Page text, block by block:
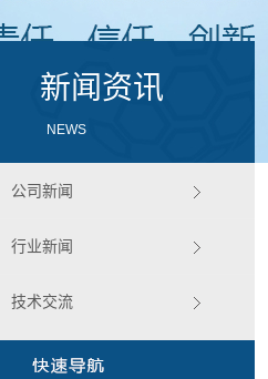
新闻资讯
NEWS
公司新闻
行业新闻
技术交流